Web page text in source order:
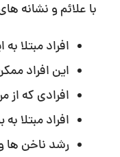
با علائم و نشانه
افراد مبتلا
این افراد
افرادی که
افراد مبتلا
رشد ناخن ها